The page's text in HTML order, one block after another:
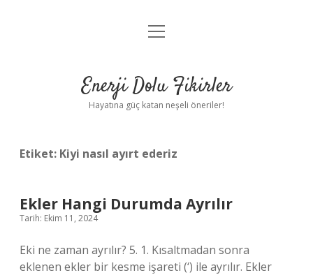
Anasayfa
Yasal Uyarı
menüyü
Enerji Dolu Fikirler
Hayatına güç katan neşeli öneriler!
Etiket: Kiyi nasıl ayırt ederiz
Ekler Hangi Durumda Ayrılır
Tarih: Ekim 11, 2024
Eki ne zaman ayrılır? 5. 1. Kısaltmadan sonra
eklenen ekler bir kesme işareti (‘) ile ayrılır. Ekler